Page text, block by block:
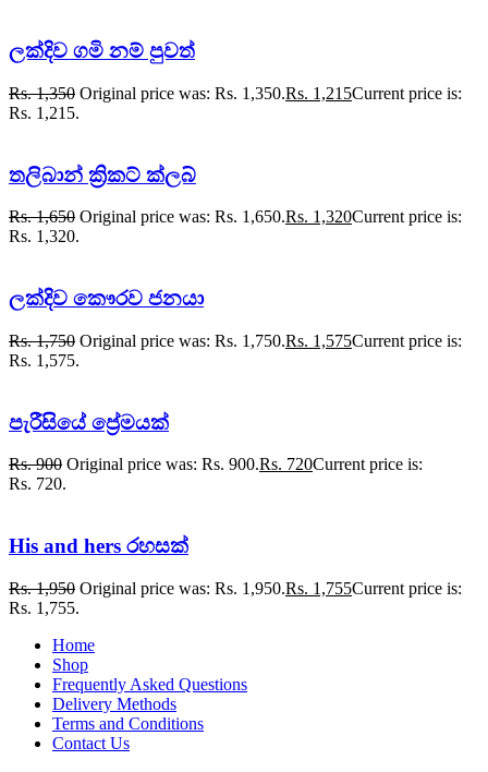
ලක්දිව ගමි නම් පුවත්
Rs.1,350 Original price was: Rs. 1,350.Rs. 1,215Current price is:
Rs. 1,215.
තලිබාන් ක්‍රිකට් ක්ලබ්
Rs.1,650 Original price was: Rs. 1,650.Rs. 1,320Current price is:
Rs. 1,320.
ලක්දිව කෞරව ජනයා
Rs.1,750 Original price was: Rs. 1,750.Rs. 1,575Current price is:
Rs. 1,575.
පැරීසියේ ප්‍රේමයක්
Rs.900 Original price was: Rs. 900.Rs. 720Current price is:
Rs. 720.
His and hers රහසක්
Rs.1,950 Original price was: Rs. 1,950.Rs. 1,755Current price is:
Rs. 1,755.
Home
Shop
Frequently Asked Questions
Delivery Methods
Terms and Conditions
Contact Us